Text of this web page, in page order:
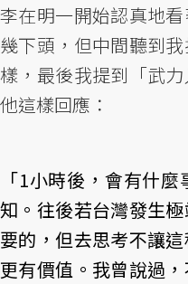
李在明一開始認真地
幾下頭，但中間聽到
樣，最後我提到「武
他這樣回應：
「1小時後，會有什
知。往後若台灣發生
要的，但去思考不讓
更有價值。我曾說過